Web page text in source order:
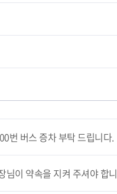
번 버스 증차 부탁 드립니다.
님이 약속을 지켜 주셔야 합